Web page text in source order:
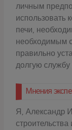
личным
использовать
печи,
необходимым
правильно
долгую
Мнения
Я, Александр